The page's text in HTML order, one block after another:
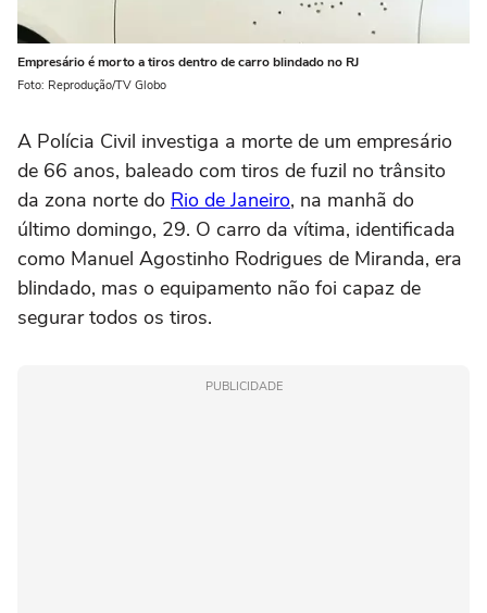
Empresário é morto a tiros dentro de carro blindado no RJ
Foto: Reprodução/TV Globo
A Polícia Civil investiga a morte de um empresário
de 66 anos, baleado com tiros de fuzil no trânsito
da zona norte do Rio de Janeiro, na manhã do
último domingo, 29. O carro da vítima, identificada
como Manuel Agostinho Rodrigues de Miranda, era
blindado, mas o equipamento não foi capaz de
segurar todos os tiros.
PUBLICIDADE